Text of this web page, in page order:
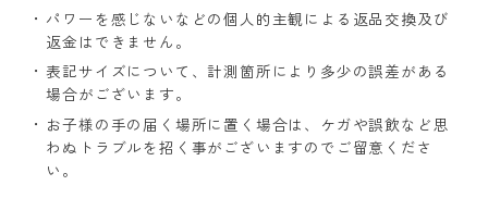
パワーを感じないなどの個人的主観による返品交換及び
返金はできません。
表記サイズについて、計測箇所により多少の誤差がある
場合がございます。
お子様の手の届く場所に置く場合は、ケガや誤飲など思
わぬトラブルを招く事がございますのでご留意くださ
い。